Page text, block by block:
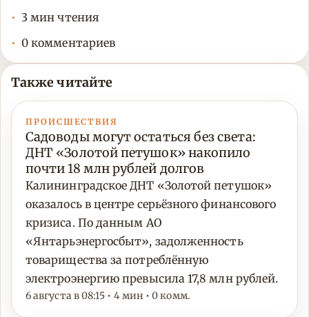
3 мин чтения
0 комментариев
Также читайте
ПРОИСШЕСТВИЯ
Садоводы могут остаться без света:
ДНТ «Золотой петушок» накопило
почти 18 млн рублей долгов
Калининградское ДНТ «Золотой петушок»
оказалось в центре серьёзного финансового
кризиса. По данным АО
«Янтарьэнергосбыт», задолженность
товарищества за потреблённую
электроэнергию превысила 17,8 млн рублей.
6 августа в 08:15 • 4 мин • 0 комм.